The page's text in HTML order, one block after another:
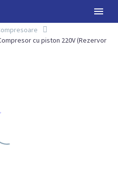
cu piston 220V (Rezervor